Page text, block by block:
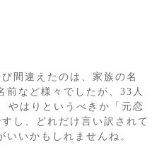
間違えたのは、家族の名
前など様々でしたが、33人
やはりというべきか「元恋
し、どれだけ言い訳されて
いいかもしれませんね。